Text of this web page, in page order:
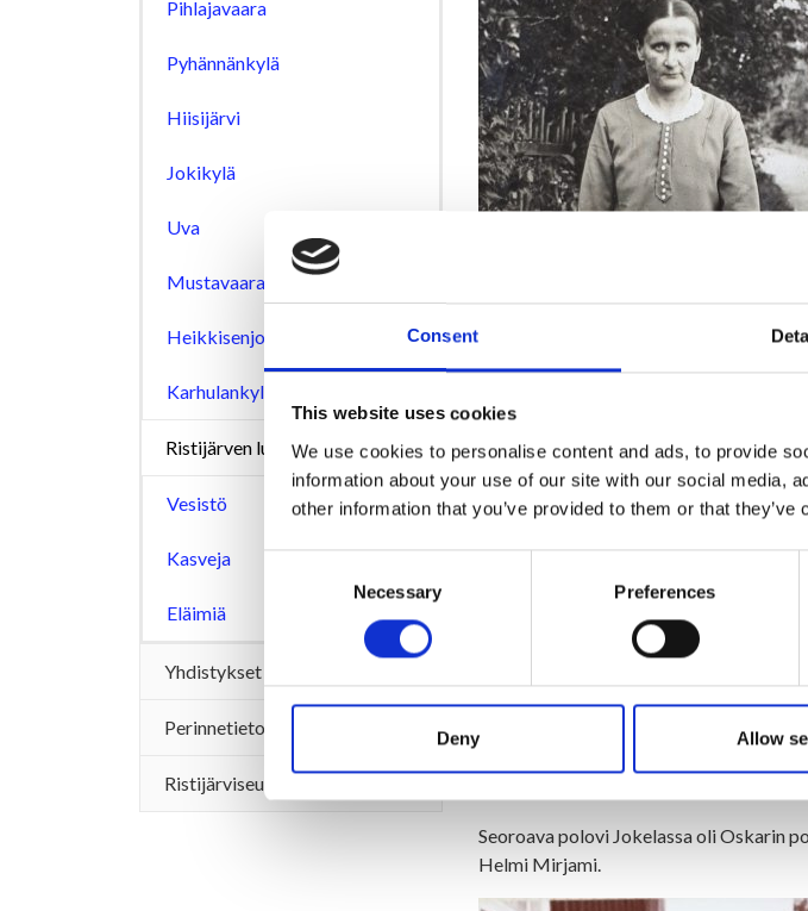
Consent
This website uses cookies
We use cookies to personalise content and ads, to provide
information about your use of our site with our social media,
other information that you’ve provided to them or that
Necessary Preferences
Deny Allow
Pihlajavaara
Pyhännänkylä
Hiisijärvi
Jokikylä
Uva
Mustavaara
Heikkisenjoki
Karhulankylä
Ristijärven luonto
Vesistö
Kasveja
Eläimiä
Yhdistykset
Perinnetietoa
Ristijärviseura
Oskarin vaemo, Liinuksi sanottiin van oekea nimi
ja ompeluopin soanu - ompeli kylän naesille
Kylän lapset muistaa, että kun Oskari
Seoroava polovi Jokelassa oli Oskarin
Helmi Mirjami.